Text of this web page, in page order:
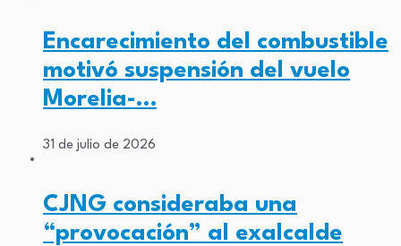
Encarecimiento del combustible
motivó suspensión del vuelo
Morelia-…
31 de julio de 2026
CJNG consideraba una
“provocación” al exalcalde